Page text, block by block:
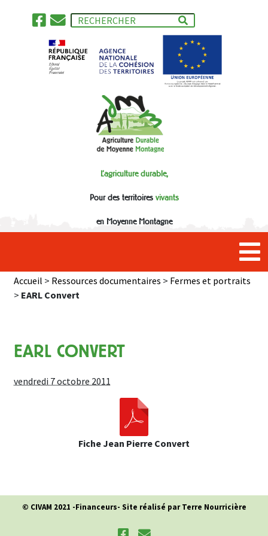
L'agriculture durable,
Pour des territoires vivants
en Moyenne Montagne
Accueil > Ressources documentaires > Fermes et portraits
> EARL Convert
EARL CONVERT
vendredi 7 octobre 2011
Fiche Jean Pierre Convert
© CIVAM 2021 -Financeurs- Site réalisé par Terre Nourricière